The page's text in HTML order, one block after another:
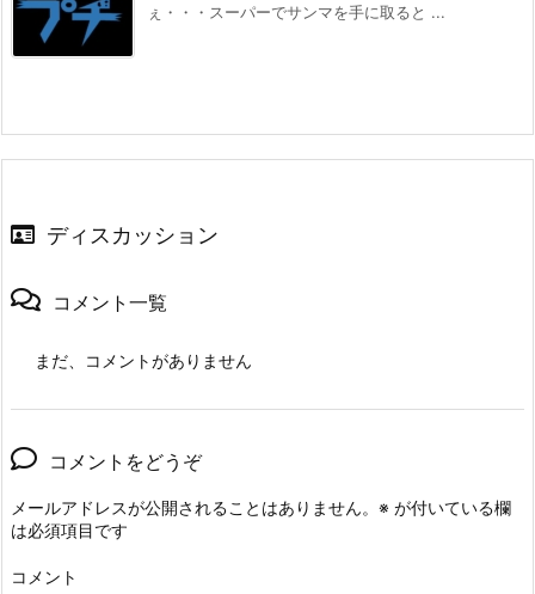
ぇ・・・スーパーでサンマを手に取ると ...
ディスカッション
コメント一覧
まだ、コメントがありません
コメントをどうぞ
メールアドレスが公開されることはありません。 ※ が付いている欄
は必須項目です
コメント